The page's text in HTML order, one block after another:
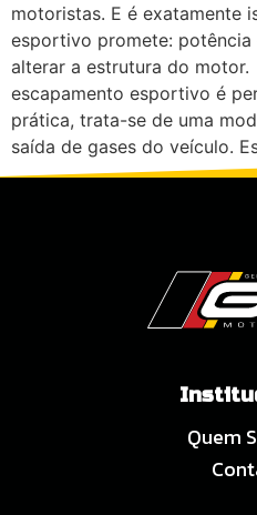
motoristas. E é exatamente
esportivo promete:
alterar a estrutura do motor.
escapamento esportivo é
prática, trata-se de uma
saída de gases do veículo.
Quem